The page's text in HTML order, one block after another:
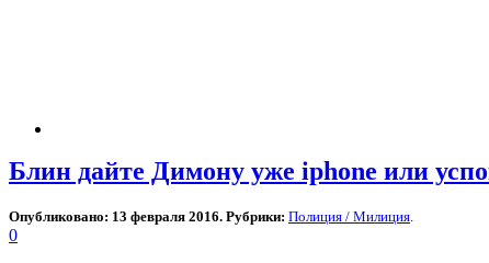
Блин дайте Димону уже iphone или
Опубликовано: 13 февраля 2016. Рубрики: Полиция / Милиция
0